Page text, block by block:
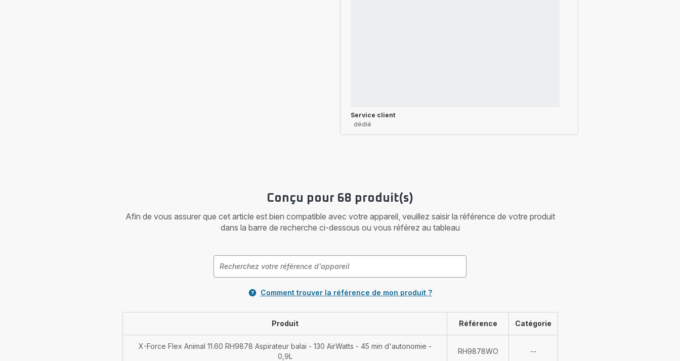
Service client
dédié
Conçu pour 68 produit(s)
Afin de vous assurer que cet article est bien compatible avec votre appareil, veuillez saisir la référence de votre produit
dans la barre de recherche ci-dessous ou vous référez au tableau
Comment trouver la référence de mon produit ?
Produit Référence Catégorie
X-Force Flex Animal 11.60 RH9878 Aspirateur balai - 130 AirWatts - 45 min d'autonomie -
0,9L
RH9878WO --